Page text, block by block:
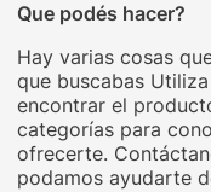
Que podés hacer?
Hay varias cosas
que buscabas
encontrar el
categorías para
ofrecerte.
podamos ayudarte